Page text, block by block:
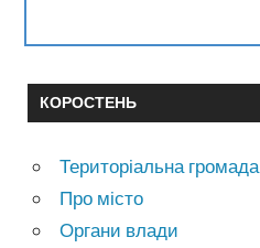
КОРОСТЕНЬ
Територіальна громада
Про місто
Органи влади